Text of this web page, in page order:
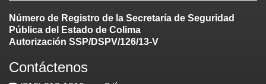
Número de Registro de la Secretaría de Seguridad
Pública del Estado de Colima
Autorización SSP/DSPV/126/13-V
Contáctenos